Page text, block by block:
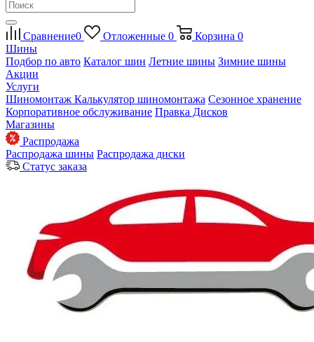
Сравнение0 Отложенные 0 Корзина 0
Шины
Подбор по авто Каталог шин Летние шины Зимние шины
Акции
Услуги
Шиномонтаж Калькулятор шиномонтажа Сезонное хранение
Корпоративное обслуживание Правка Дисков
Магазины
Распродажа
Распродажа шины Распродажа диски
Статус заказа